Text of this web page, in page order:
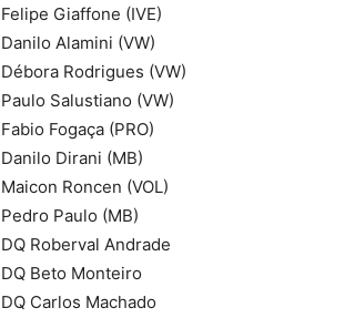
Felipe Giaffone (IVE)
Danilo Alamini (VW)
Débora Rodrigues (VW)
Paulo Salustiano (VW)
Fabio Fogaça (PRO)
Danilo Dirani (MB)
Maicon Roncen (VOL)
Pedro Paulo (MB)
DQ Roberval Andrade
DQ Beto Monteiro
DQ Carlos Machado